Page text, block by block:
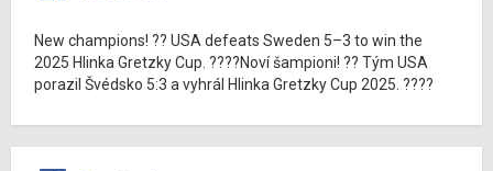
New champions! ?? USA defeats Sweden 5–3 to win the
2025 Hlinka Gretzky Cup. ????Noví šampioni! ?? Tým USA
porazil Švédsko 5:3 a vyhrál Hlinka Gretzky Cup 2025. ????